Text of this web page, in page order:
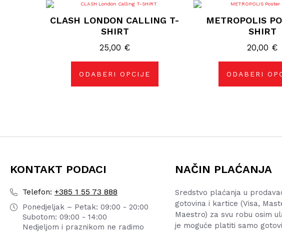
CLASH LONDON CALLING T-
SHIRT
25,00 €
ODABERI OPCIJE
Ovaj
ima
varijanti.
se
na
proizvoda
METROPOLIS
SHIRT
20,00 €
ODABERI
Ovaj
ima
varijanti.
se
na
KONTAKT PODACI
Telefon: +385 1 55 73 888
Ponedjeljak – Petak: 09:00 - 20:00
Subotom: 09:00 - 14:00
Nedjeljom i praznikom ne radimo
NAČIN PLAĆANJA
Sredstvo plaćanja u
gotovina i kartice (Visa,
Maestro) za svu robu osim
je moguće platiti samo